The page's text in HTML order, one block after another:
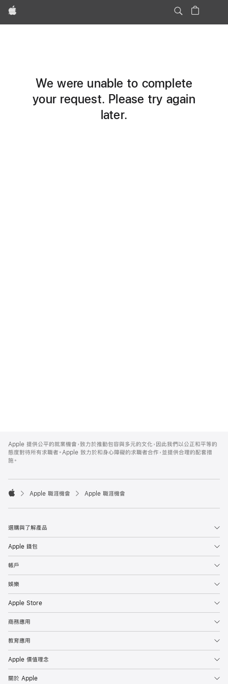
Apple
We were unable to complete
your request. Please try again
later.
Footer
Apple 提供公平的就業機會，致力於推動包容與多元的文化，因此我們以公正和平等的
態度對待所有求職者。Apple 致力於和身心障礙的求職者合作，並提供合理的配套措
施。

Apple 職涯機會 Apple 職涯機會
選購與了解產品
Apple 錢包
帳戶
娛樂
Apple Store
商務應用
教育應用
Apple 價值理念
關於 Apple